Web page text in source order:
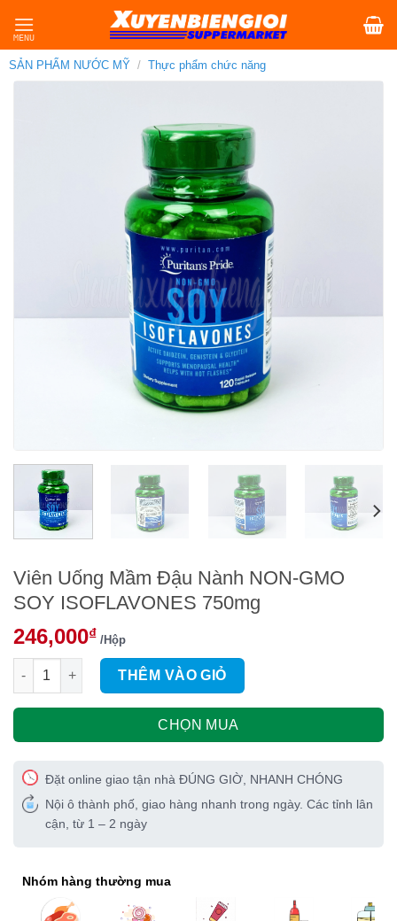
content
SẢN PHẨM NƯỚC MỸ / Thực phẩm chức năng
Viên Uống Mầm Đậu Nành NON-GMO
SOY ISOFLAVONES 750mg
246,000₫ /Hộp
Viên Uống Mầm Đậu Nành NON-GMO SOY ISOFLAVONES
THÊM VÀO GIỎ
CHỌN MUA
Đặt online giao tận nhà ĐÚNG GIỜ, NHANH CHÓNG
Nội ô thành phố, giao hàng nhanh trong ngày. Các tỉnh lân
cận, từ 1 – 2 ngày
Nhóm hàng thường mua